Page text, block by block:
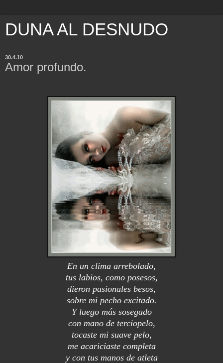
DUNA AL DESNUDO
30.4.10
Amor profundo.
En un clima arrebolado,
tus labios, como posesos,
dieron pasionales besos,
sobre mi pecho excitado.
Y luego más sosegado
con mano de terciopelo,
tocaste mi suave pelo,
me acariciaste completa
y con tus manos de atleta